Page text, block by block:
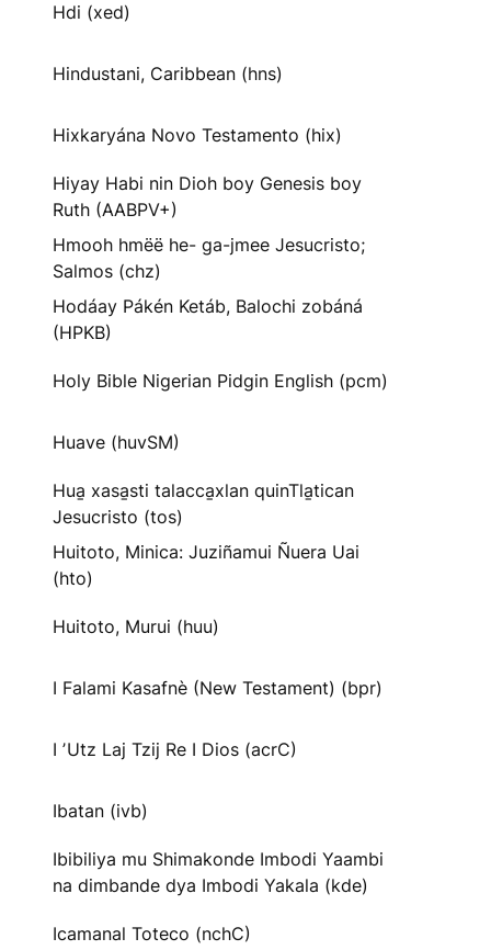
Hdi (xed)
Hindustani, Caribbean (hns)
Hixkaryána Novo Testamento (hix)
Hiyay Habi nin Dioh boy Genesis boy
Ruth (AABPV+)
Hmooh hmëë he- ga-jmee Jesucristo;
Salmos (chz)
Hodáay Pákén Ketáb, Balochi zobáná
(HPKB)
Holy Bible Nigerian Pidgin English (pcm)
Huave (huvSM)
Hua̱ xasa̱sti talacca̱xlan quinTla̱tican
Jesucristo (tos)
Huitoto, Minica: Juziñamui Ñuera Uai
(hto)
Huitoto, Murui (huu)
I Falami Kasafnè (New Testament) (bpr)
I ʼUtz Laj Tzij Re I Dios (acrC)
Ibatan (ivb)
Ibibiliya mu Shimakonde Imbodi Yaambi
na dimbande dya Imbodi Yakala (kde)
Icamanal Toteco (nchC)